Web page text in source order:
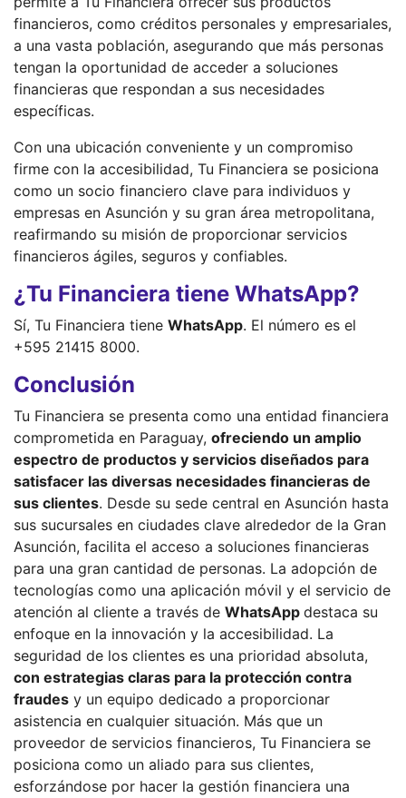
financieros, como créditos personales y empresariales,
a una vasta población, asegurando que más personas
tengan la oportunidad de acceder a soluciones
financieras que respondan a sus necesidades
específicas.
Con una ubicación conveniente y un compromiso
firme con la accesibilidad, Tu Financiera se posiciona
como un socio financiero clave para individuos y
empresas en Asunción y su gran área metropolitana,
reafirmando su misión de proporcionar servicios
financieros ágiles, seguros y confiables.
¿Tu Financiera tiene WhatsApp?
Sí, Tu Financiera tiene WhatsApp. El número es el
+595 21415 8000.
Conclusión
Tu Financiera se presenta como una entidad financiera
comprometida en Paraguay, ofreciendo un amplio
espectro de productos y servicios diseñados para
satisfacer las diversas necesidades financieras de
sus clientes. Desde su sede central en Asunción hasta
sus sucursales en ciudades clave alrededor de la Gran
Asunción, facilita el acceso a soluciones financieras
para una gran cantidad de personas. La adopción de
tecnologías como una aplicación móvil y el servicio de
atención al cliente a través de WhatsApp destaca su
enfoque en la innovación y la accesibilidad. La
seguridad de los clientes es una prioridad absoluta,
con estrategias claras para la protección contra
fraudes y un equipo dedicado a proporcionar
asistencia en cualquier situación. Más que un
proveedor de servicios financieros, Tu Financiera se
posiciona como un aliado para sus clientes,
esforzándose por hacer la gestión financiera una